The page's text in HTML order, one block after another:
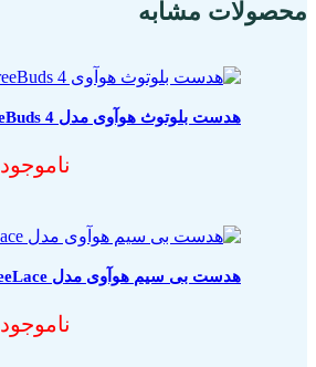
محصولات مشابه
هدست بلوتوث هوآوی مدل FreeBuds 4
ناموجود
هدست بی سیم هوآوی مدل FreeLace
ناموجود